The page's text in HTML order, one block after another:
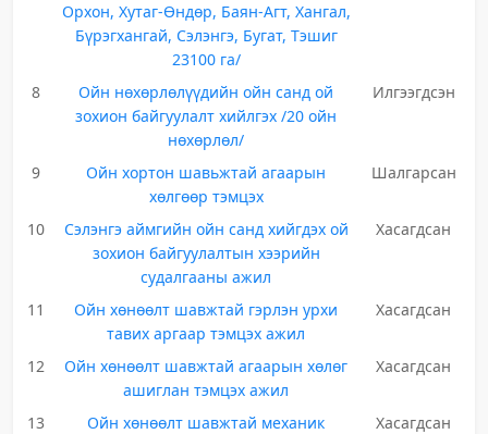
Орхон, Хутаг-Өндөр, Баян-Агт, Хангал,
Бүрэгхангай, Сэлэнгэ, Бугат, Тэшиг
23100 га/
8
Ойн нөхөрлөлүүдийн ойн санд ой
зохион байгуулалт хийлгэх /20 ойн
нөхөрлөл/
Илгээгдсэн
9
Ойн хортон шавьжтай агаарын
хөлгөөр тэмцэх
Шалгарсан
10
Сэлэнгэ аймгийн ойн санд хийгдэх ой
зохион байгуулалтын хээрийн
судалгааны ажил
Хасагдсан
11
Ойн хөнөөлт шавжтай гэрлэн урхи
тавих аргаар тэмцэх ажил
Хасагдсан
12
Ойн хөнөөлт шавжтай агаарын хөлөг
ашиглан тэмцэх ажил
Хасагдсан
13
Ойн хөнөөлт шавжтай механик
Хасагдсан